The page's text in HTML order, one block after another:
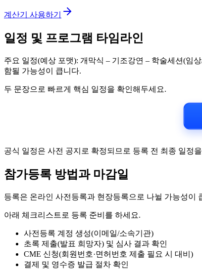
계산기 사용하기
일정 및 프로그램 타임라인
주요 일정(예상 포맷): 개막식 – 기조강연 – 학술세션(임
함될 가능성이 큽니다.
두 문장으로 빠르게 핵심 일정을 확인해두세요.
공식 일정은 사전 공지로 확정되므로 등록 전 최종 일정
참가등록 방법과 마감일
등록은 온라인 사전등록과 현장등록으로 나뉠 가능성이
아래 체크리스트로 등록 준비를 하세요.
사전등록 계정 생성(이메일/소속기관)
초록 제출(발표 희망자) 및 심사 결과 확인
CME 신청(회원번호·면허번호 제출 필요 시 대비)
결제 및 영수증 발급 절차 확인